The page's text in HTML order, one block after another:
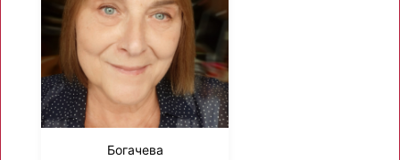
Богачева